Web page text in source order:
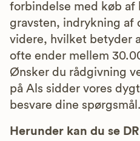
forbindelse med køb af
gravsten, indrykning af
videre, hvilket betyder
ofte ender mellem
Ønsker du rådgivning
på Als sidder vores
besvare dine spørgsmål.
Herunder kan du se